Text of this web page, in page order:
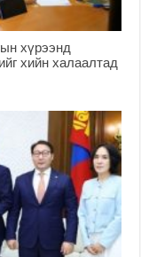
хүрээнд
хийн халаалтад